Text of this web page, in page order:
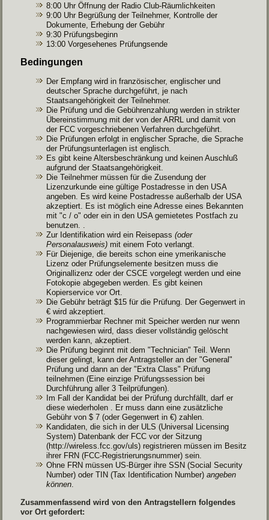
8:00 Uhr Öffnung der Radio Club-Räumlichkeiten
9:00 Uhr Begrüßung der Teilnehmer, Kontrolle der
Dokumente, Erhebung der Gebühr
9:30 Prüfungsbeginn
13:00 Vorgesehenes Prüfungsende
Bedingungen
Der Empfang wird in französischer, englischer und
deutscher Sprache durchgeführt, je nach
Staatsangehörigkeit der Teilnehmer.
Die Prüfung und die Gebührenzahlung werden in strikter
Übereinstimmung mit der von der ARRL und damit von
der FCC vorgeschriebenen Verfahren durchgeführt.
Die Prüfungen erfolgt in englischer Sprache, die Sprache
der Prüfungsunterlagen ist englisch.
Es gibt keine Altersbeschränkung und keinen Auschluß
aufgrund der Staatsangehörigkeit.
Die Teilnehmer müssen für die Zusendung der
Lizenzurkunde eine gültige Postadresse in den USA
angeben. Es wird keine Postadresse außerhalb der USA
akzeptiert. Es ist möglich eine Adresse eines Bekannten
mit "c / o" oder ein in den USA gemietetes Postfach zu
benutzen. .
Zur Identifikation wird ein Reisepass(oder
Personalausweis) mit einem Foto verlangt.
Für Diejenige, die bereits schon eine ymerikanische
Lizenz oder Prüfungselemente besitzen muss die
Originallizenz oder der CSCE vorgelegt werden und eine
Fotokopie abgegeben werden. Es gibt keinen
Kopierservice vor Ort.
Die Gebühr beträgt $15 für die Prüfung. Der Gegenwert in
€ wird akzeptiert.
Programmierbar Rechner mit Speicher werden nur wenn
nachgewiesen wird, dass dieser vollständig gelöscht
werden kann, akzeptiert.
Die Prüfung beginnt mit dem "Technician" Teil. Wenn
dieser gelingt, kann der Antragsteller an der "General"
Prüfung und dann an der "Extra Class" Prüfung
teilnehmen (Eine einzige Prüfungssession bei
Durchführung aller 3 Teilprüfungen).
Im Fall der Kandidat bei der Prüfung durchfällt, darf er
diese wiederholen . Er muss dann eine zusätzliche
Gebühr von $ 7 (oder Gegenwert in €) zahlen.
Kandidaten, die sich in der ULS (Universal Licensing
System) Datenbank der FCC vor der Sitzung
(http://wireless.fcc.gov/uls) registrieren müssen im Besitz
ihrer FRN (FCC-Registrierungsnummer) sein.
Ohne FRN müssen US-Bürger ihre SSN (Social Security
Number) oder TIN (Tax Identification Number)angeben
können
Zusammenfassend wird von den Antragstellern folgendes
vor Ort gefordert: